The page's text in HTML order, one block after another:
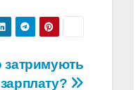
затримують
зарплату?